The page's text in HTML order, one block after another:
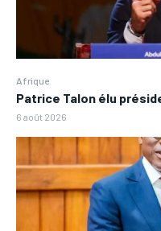
Afrique
Patrice Talon élu
6 août 2026